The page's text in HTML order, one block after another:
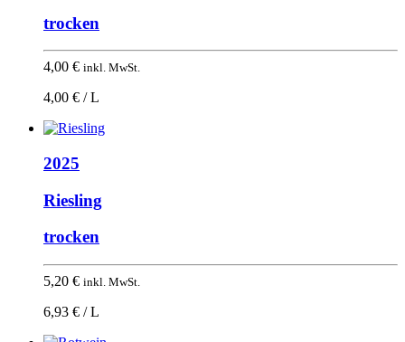
trocken
4,00 € inkl. MwSt.
4,00 € / L
2025
Riesling
trocken
5,20 € inkl. MwSt.
6,93 € / L